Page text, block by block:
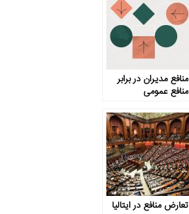
منافع مدیران در برابر
منافع عمومی
تعارض منافع در ایتالیا